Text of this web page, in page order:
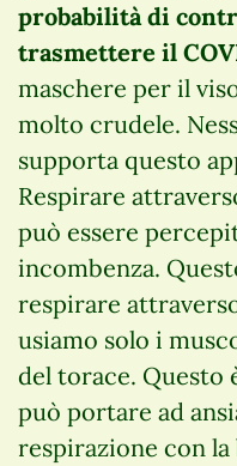
probabilità di
trasmettere il
maschere per il
molto crudele.
supporta questo
Respirare
può essere
incombenza.
respirare
usiamo solo i
del torace. Questo
può portare ad
respirazione con